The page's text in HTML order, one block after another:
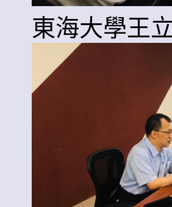
東海大學王